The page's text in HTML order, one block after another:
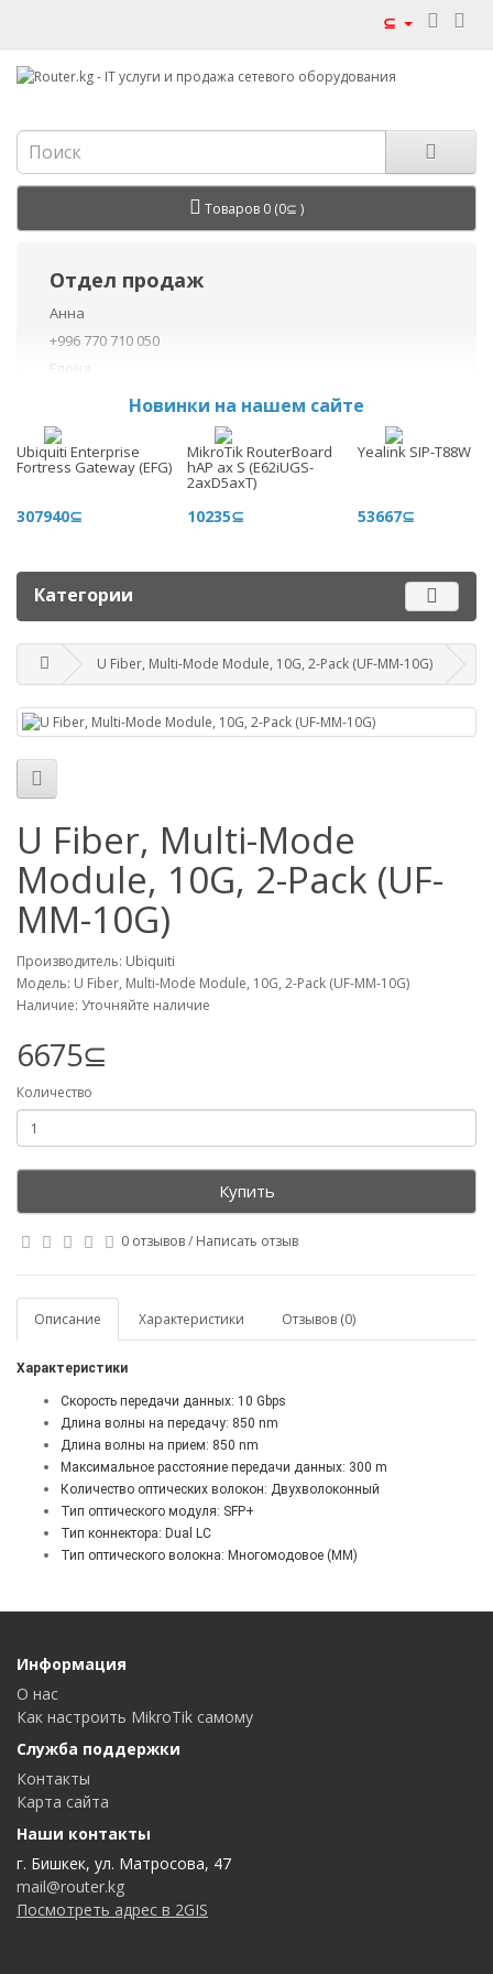
⊆
Товаров 0 (0⊆ )
Наш адрес
г. Бишкек, ул. Матросова, 47
Отдел продаж
Анна
+996 770 710 050
Елена
+996 770 710 040
+996 755 710 050
Данил
+996 775 710 060
Новинки на нашем сайте
Ubiquiti Enterprise
Fortress Gateway (EFG)
307940⊆
MikroTik RouterBoard
hAP ax S (E62iUGS-
2axD5axT)
10235⊆
Yealink SIP-T88W
53667⊆
Категории
U Fiber, Multi-Mode Module, 10G, 2-Pack (UF-MM-10G)
U Fiber, Multi-Mode
Module, 10G, 2-Pack (UF-
MM-10G)
Производитель: Ubiquiti
Модель: U Fiber, Multi-Mode Module, 10G, 2-Pack (UF-MM-10G)
Наличие: Уточняйте наличие
6675⊆
Количество
Купить
0 отзывов/ Написать отзыв
Описание Характеристики Отзывов (0)
Характеристики
Скорость передачи данных: 10 Gbps
Длина волны на передачу: 850 nm
Длина волны на прием: 850 nm
Максимальное расстояние передачи данных: 300 m
Количество оптических волокон: Двухволоконный
Тип оптического модуля: SFP+
Тип коннектора: Dual LC
Тип оптического волокна: Многомодовое (MM)
Информация
О нас
Как настроить MikroTik самому
Служба поддержки
Контакты
Карта сайта
Наши контакты
г. Бишкек, ул. Матросова, 47
mail@router.kg
Посмотреть адрес в 2GIS